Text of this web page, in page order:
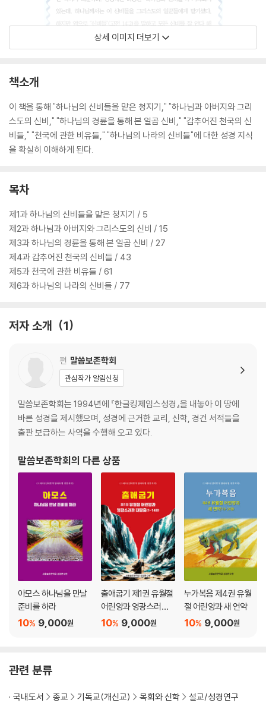
상세 이미지 더보기
책소개
이 책을 통해 "하나님의 신비들을 맡은 청지기," "하나님과 아버지와 그리
스도의 신비," "하나님의 경륜을 통해 본 일곱 신비," "감추어진 천국의 신
비들," "천국에 관한 비유들," "하나님의 나라의 신비들"에 대한 성경 지식
을 확실히 이해하게 된다.
목차
제1과 하나님의 신비들을 맡은 청지기 / 5
제2과 하나님과 아버지와 그리스도의 신비 / 15
제3과 하나님의 경륜을 통해 본 일곱 신비 / 27
제4과 감추어진 천국의 신비들 / 43
제5과 천국에 관한 비유들 / 61
제6과 하나님의 나라의 신비들 / 77
저자 소개 1
편 말씀보존학회
관심작가 알림신청
말씀보존학회는 1994년에 『한글킹제임스성경』을 내놓아 이 땅에
바른 성경을 제시했으며, 성경에 근거한 교리, 신학, 경건 서적들을
출판 보급하는 사역을 수행해 오고 있다.
말씀보존학회의 다른 상품
아모스 하나님을 만날
준비를 하라
9,000원
10%
출애굽기 제1권 유월절
어린양과 영광스러운
대탈출(1-14장)
9,000원
10%
누가복음 제4권 유월
절 어린양과 새 언약
9,000원
10%
관련 분류
국내도서 종교 기독교(개신교) 목회와 신학 설교/성경연구